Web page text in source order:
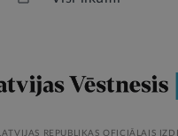
LATVIJAS REPUBLIKAS OFICIĀLAIS